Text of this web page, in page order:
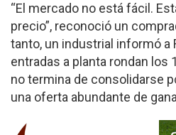
“El mercado no está fácil.
precio”, reconoció un
tanto, un industrial informó a
entradas a planta rondan los
no termina de consolidarse
una oferta abundante de